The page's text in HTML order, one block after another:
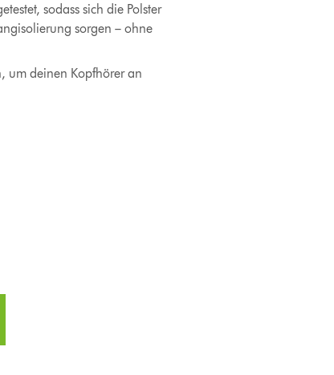
sodass sich die Polster
sorgen – ohne
um deinen Kopfhörer an